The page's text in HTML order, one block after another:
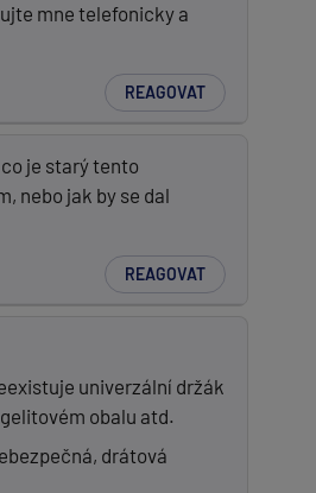
mne telefonicky a
REAGOVAT
je starý tento
nebo jak by se dal
REAGOVAT
univerzální držák
obalu atd.
drátová